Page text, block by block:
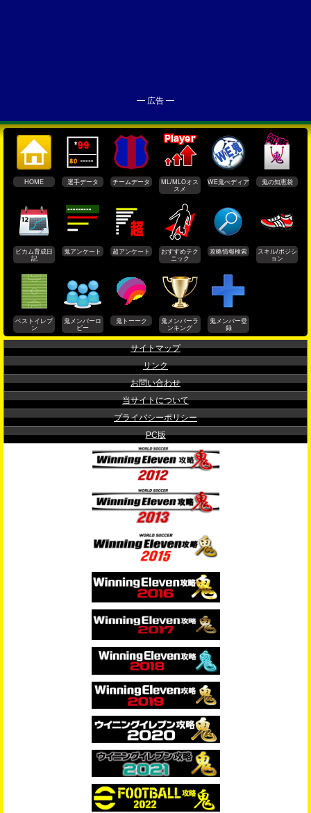
━ 広告 ━
HOME 選手データ チームデータ
ML/MLOオス
スメ
WE鬼ぺディア 鬼の知恵袋
ビカム育成日
記
鬼アンケート 超アンケート
おすすめテク
ニック
攻略情報検索
スキル/ポジシ
ョン
ベストイレブ
ン
鬼メンバーロ
ビー
鬼トーーク
鬼メンバーラ
ンキング
鬼メンバー登
録
サイトマップ
リンク
お問い合わせ
当サイトについて
プライバシーポリシー
PC版